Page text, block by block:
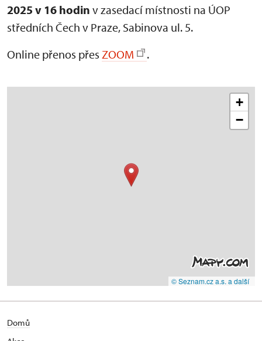
2025 v 16 hodin v zasedací místnosti na ÚOP
středních Čech v Praze, Sabinova ul. 5.
Online přenos přes ZOOM .
+
−
© Seznam.cz a.s. a další
Domů